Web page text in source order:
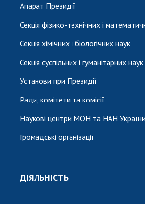
Апарат Президії
Секція фізико-технічних і
Секція хімічних і біологічних наук
Секція суспільних і гуманітарних наук
Установи при Президії
Ради, комітети та комісії
Наукові центри МОН та НАН України
Громадські організації
ДІЯЛЬНІСТЬ